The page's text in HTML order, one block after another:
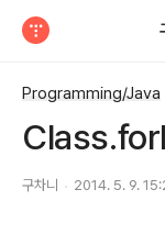
Programming/Java
구차니 2014. 5. 9.